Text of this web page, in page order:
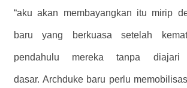
“aku akan membayangkan itu mirip
baru yang berkuasa setelah
pendahulu mereka tanpa
dasar. Archduke baru perlu